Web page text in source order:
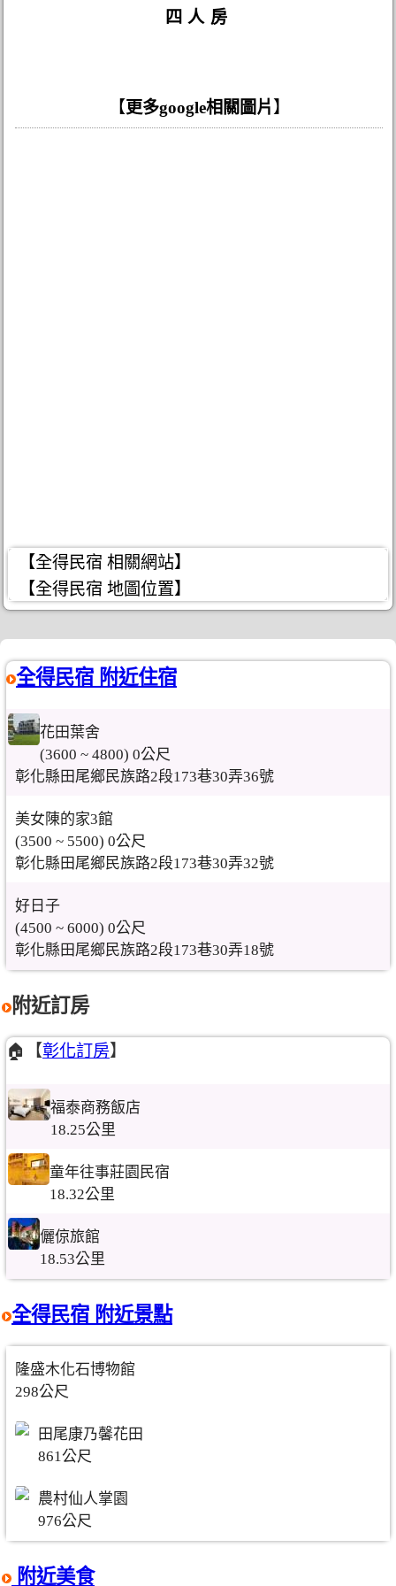
四人房
【更多google相關圖片】
【全得民宿 相關網站】
【全得民宿 地圖位置】
全得民宿 附近住宿
花田葉舍
(3600 ~ 4800) 0公尺
彰化縣田尾鄉民族路2段173巷30弄36號
美女陳的家3館
(3500 ~ 5500) 0公尺
彰化縣田尾鄉民族路2段173巷30弄32號
好日子
(4500 ~ 6000) 0公尺
彰化縣田尾鄉民族路2段173巷30弄18號
附近訂房
🏠【彰化訂房】
福泰商務飯店
18.25公里
童年往事莊園民宿
18.32公里
儷倞旅館
18.53公里
全得民宿 附近景點
隆盛木化石博物館
298公尺
田尾康乃馨花田
861公尺
農村仙人掌園
976公尺
附近美食